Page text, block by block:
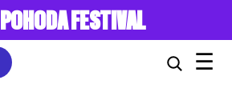
POHODA FESTIVAL
☰